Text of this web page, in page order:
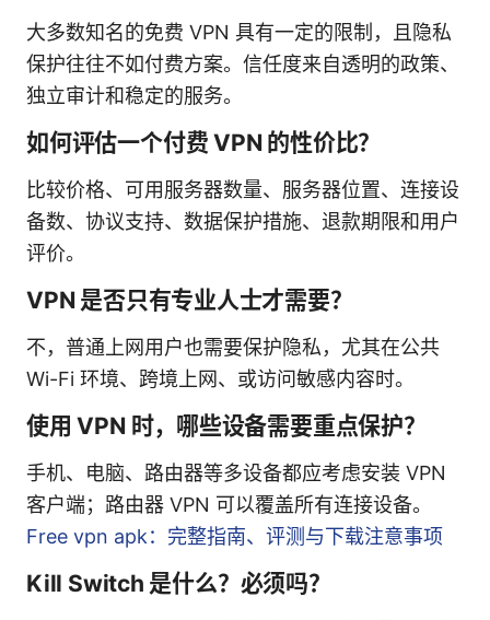
大多数知名的免费 VPN 具有一定的限制，且隐私
保护往往不如付费方案。信任度来自透明的政策、
独立审计和稳定的服务。
如何评估一个付费 VPN 的性价比？
比较价格、可用服务器数量、服务器位置、连接设
备数、协议支持、数据保护措施、退款期限和用户
评价。
VPN 是否只有专业人士才需要？
不，普通上网用户也需要保护隐私，尤其在公共
Wi-Fi 环境、跨境上网、或访问敏感内容时。
使用 VPN 时，哪些设备需要重点保护？
手机、电脑、路由器等多设备都应考虑安装 VPN
客户端；路由器 VPN 可以覆盖所有连接设备。
Free vpn apk：完整指南、评测与下载注意事项
Kill Switch 是什么？必须吗？